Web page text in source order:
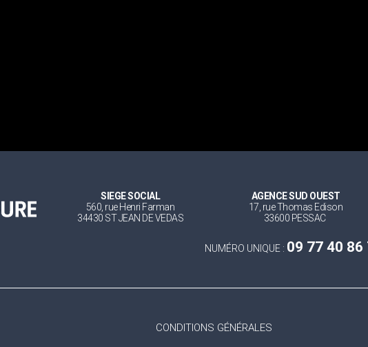
SIEGE SOCIAL
560, rue Henri Farman
34430 ST JEAN DE VEDAS
AGENCE SUD OUEST
17, rue Thomas Edison
33600 PESSAC
NUMÉRO UNIQUE : 09 77 40 86
CONDITIONS GÉNÉRALES